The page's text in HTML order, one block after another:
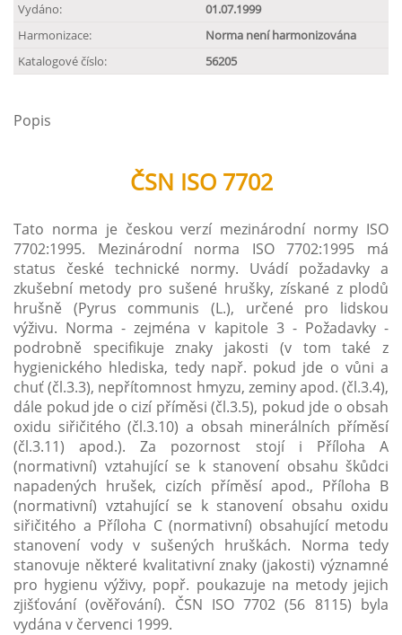
Vydáno:
01.07.1999
Harmonizace:
Norma není harmonizována
Katalogové číslo:
56205
Popis
ČSN ISO 7702
Tato norma je českou verzí mezinárodní normy ISO
7702:1995. Mezinárodní norma ISO 7702:1995 má
status české technické normy. Uvádí požadavky a
zkušební metody pro sušené hrušky, získané z plodů
hrušně (Pyrus communis (L.), určené pro lidskou
výživu. Norma - zejména v kapitole 3 - Požadavky -
podrobně specifikuje znaky jakosti (v tom také z
hygienického hlediska, tedy např. pokud jde o vůni a
chuť (čl.3.3), nepřítomnost hmyzu, zeminy apod. (čl.3.4),
dále pokud jde o cizí příměsi (čl.3.5), pokud jde o obsah
oxidu siřičitého (čl.3.10) a obsah minerálních příměsí
(čl.3.11) apod.). Za pozornost stojí i Příloha A
(normativní) vztahující se k stanovení obsahu škůdci
napadených hrušek, cizích příměsí apod., Příloha B
(normativní) vztahující se k stanovení obsahu oxidu
siřičitého a Příloha C (normativní) obsahující metodu
stanovení vody v sušených hruškách. Norma tedy
stanovuje některé kvalitativní znaky (jakosti) významné
pro hygienu výživy, popř. poukazuje na metody jejich
zjišťování (ověřování). ČSN ISO 7702 (56 8115) byla
vydána v červenci 1999.